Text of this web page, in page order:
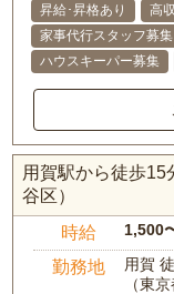
昇給･昇格あり
高
家事代行スタッフ募集
ハウスキーパー募集
用賀駅から徒歩15
谷区）
時給 1,500
勤務地
用賀
（東